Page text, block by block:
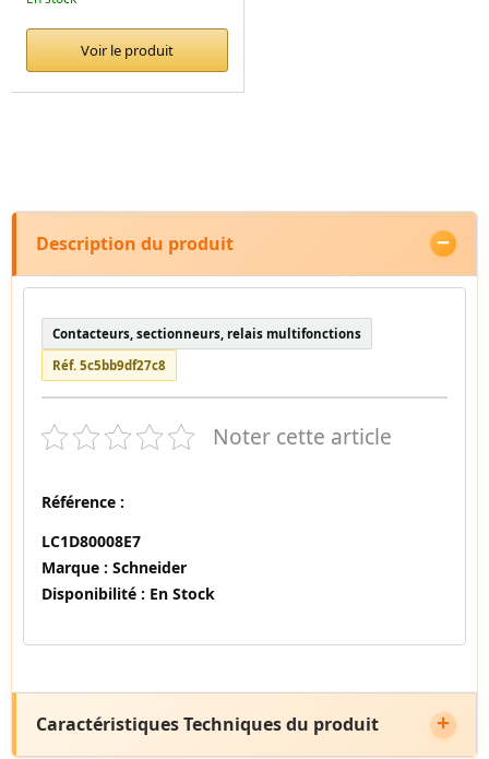
Voir le produit
Description du produit
Contacteurs, sectionneurs, relais multifonctions
Réf. 5c5bb9df27c8
Noter cette article
Référence :
LC1D80008E7
Marque : Schneider
Disponibilité : En Stock
Caractéristiques Techniques du produit